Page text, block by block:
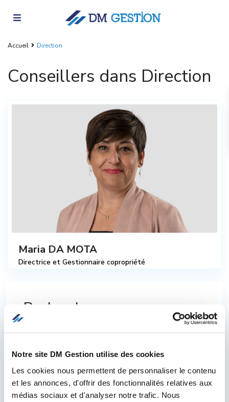
Notre site DM Gestion utilise des cookies
Les cookies nous permettent de personnaliser le contenu
et les annonces, d'offrir des fonctionnalités relatives aux
médias sociaux et d'analyser notre trafic. Nous
Accueil Direction
Conseillers dans Direction
Maria DA MOTA
Directrice et Gestionnaire copropriété
Recherche
Type
Min. chambre